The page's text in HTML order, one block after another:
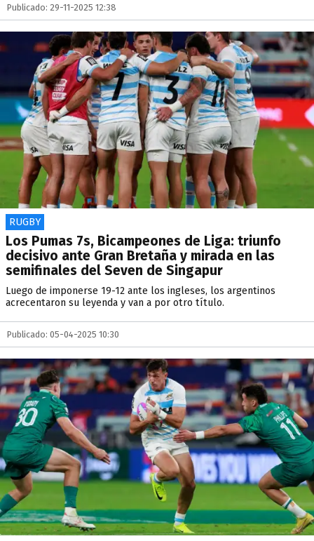
Publicado: 29-11-2025 12:38
RUGBY
Los Pumas 7s, Bicampeones de Liga: triunfo
decisivo ante Gran Bretaña y mirada en las
semifinales del Seven de Singapur
Luego de imponerse 19-12 ante los ingleses, los argentinos
acrecentaron su leyenda y van a por otro título.
Publicado: 05-04-2025 10:30